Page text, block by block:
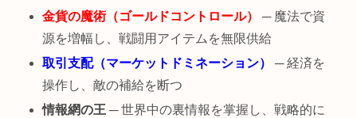
金貨の魔術（ゴールドコントロール）
─ 魔法で資
源を増幅し、戦闘用アイテムを無限供給
取引支配（マーケットドミネーション）
─ 経済を
操作し、敵の補給を断つ
情報網の王 ─ 世界中の裏情報を掌握し、戦略的に